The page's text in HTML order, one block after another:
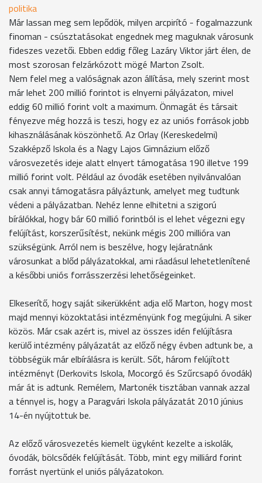
politika
Már lassan meg sem lepődök, milyen arcpirító - fogalmazzunk
finoman - csúsztatásokat engednek meg maguknak városunk
fideszes vezetői. Ebben eddig főleg Lazáry Viktor járt élen, de
most szorosan felzárkózott mögé Marton Zsolt.
Nem felel meg a valóságnak azon állítása, mely szerint most
már lehet 200 millió forintot is elnyerni pályázaton, mivel
eddig 60 millió forint volt a maximum. Önmagát és társait
fényezve még hozzá is teszi, hogy ez az uniós források jobb
kihasználásának köszönhető. Az Orlay (Kereskedelmi)
Szakképző Iskola és a Nagy Lajos Gimnázium előző
városvezetés ideje alatt elnyert támogatása 190 illetve 199
millió forint volt. Például az óvodák esetében nyilvánvalóan
csak annyi támogatásra pályáztunk, amelyet meg tudtunk
védeni a pályázatban. Nehéz lenne elhitetni a szigorú
bírálókkal, hogy bár 60 millió forintból is el lehet végezni egy
felújítást, korszerűsítést, nekünk mégis 200 millióra van
szükségünk. Arról nem is beszélve, hogy lejáratnánk
városunkat a blőd pályázatokkal, ami ráadásul lehetetlenítené
a későbbi uniós forrásszerzési lehetőségeinket.
Elkeserítő, hogy saját sikerükként adja elő Marton, hogy most
majd mennyi közoktatási intézményünk fog megújulni. A siker
közös. Már csak azért is, mivel az összes idén felújításra
kerülő intézmény pályázatát az előző négy évben adtunk be, a
többségük már elbírálásra is került. Sőt, három felújított
intézményt (Derkovits Iskola, Mocorgó és Szűrcsapó óvodák)
már át is adtunk. Remélem, Martonék tisztában vannak azzal
a ténnyel is, hogy a Paragvári Iskola pályázatát 2010 június
14-én nyújtottuk be.
Az előző városvezetés kiemelt ügyként kezelte a iskolák,
óvodák, bölcsődék felújítását. Több, mint egy milliárd forint
forrást nyertünk el uniós pályázatokon.